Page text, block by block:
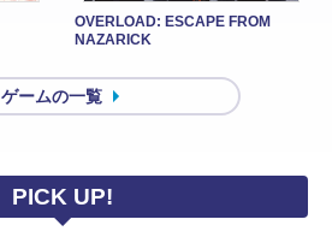
OVERLOAD: ESCAPE FROM
NAZARICK
ゲームの一覧
PICK UP!